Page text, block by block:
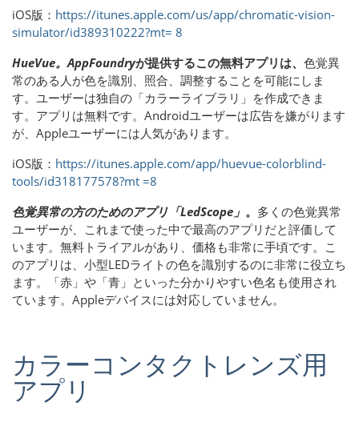
iOS版： https://itunes.apple.com/us/app/chromatic-vision-
simulator/id389310222?mt= 8
HueVue。AppFoundryが提供するこの無料アプリは、 色覚異
常のある人が色を識別、照合、調整することを可能にしま
す。ユーザーは独自の「カラーライブラリ」を作成できま
す。アプリは無料です。Androidユーザーは広告を嫌がります
が、Appleユーザーには人気があります。
iOS版： https://itunes.apple.com/app/huevue-colorblind-
tools/id318177578?mt =8
色覚異常の方のためのアプリ「LedScope」 。 多くの色覚異常
ユーザーが、これまで使った中で最高のアプリだと評価して
います。無料トライアルがあり、価格も非常に手頃です。こ
のアプリは、小型LEDライトの色を識別するのに非常に役立ち
ます。「赤」や「青」といった分かりやすい色名も使用され
ています。Appleデバイスには対応していません。
カラーコンタクトレンズ用
アプリ